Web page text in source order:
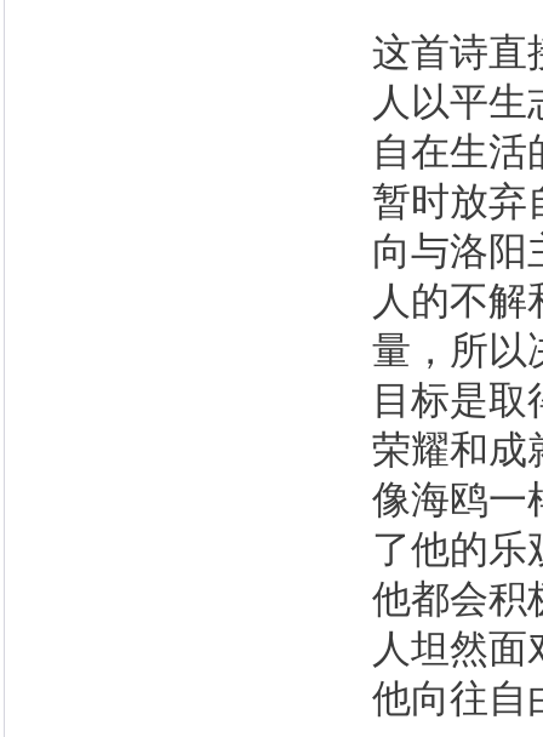
这首诗直
人以平
自在生活
暂时放弃
向与洛阳
人的不
量，所以
目标是
荣耀和成
像海鸥一
了他的乐
他都会积
人坦然
他向往自